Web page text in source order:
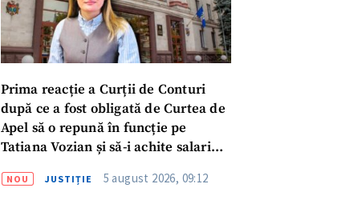
Prima reacție a Curții de Conturi
după ce a fost obligată de Curtea de
Apel să o repună în funcție pe
Tatiana Vozian și să-i achite salariul
muncă”
NOU JUSTIȚIE 5 august 2026, 09:12